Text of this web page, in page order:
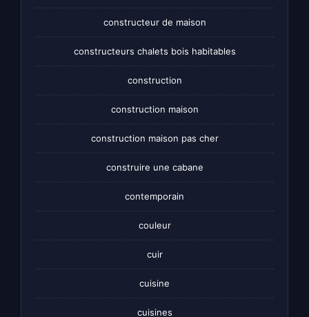
constructeur de maison
constructeurs chalets bois habitables
construction
construction maison
construction maison pas cher
construire une cabane
contemporain
couleur
cuir
cuisine
cuisines